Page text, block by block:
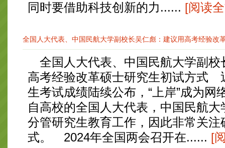
同时要借助科技创新的力...... [阅读
全国人大代表、中国民航大学副校长吴仁彪：建议用高考经验改
全国人大代表、中国民航大学副
高考经验改革硕士研究生初试方式
生考试成绩陆续公布，“上岸”成为网
自高校的全国人大代表，中国民航
分管研究生教育工作，因此非常关
式。 2024年全国两会召开在...... [